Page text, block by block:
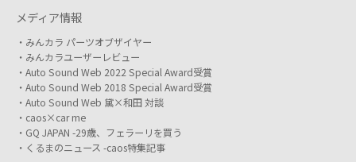
メディア情報
みんカラ パーツオブザイヤー
みんカラユーザーレビュー
Auto Sound Web 2022 Special Award受賞
Auto Sound Web 2018 Special Award受賞
Auto Sound Web 黛×和田 対談
caos×car me
GQ JAPAN -29歳、フェラーリを買う
くるまのニュース -caos特集記事